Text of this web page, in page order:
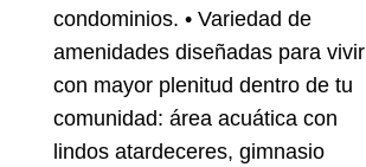
condominios. • Variedad de
amenidades diseñadas para vivir
con mayor plenitud dentro de tu
comunidad: área acuática con
lindos atardeceres, gimnasio